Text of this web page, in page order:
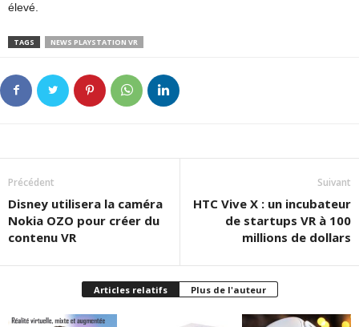
élevé.
TAGS NEWS PLAYSTATION VR
Précédent
Disney utilisera la caméra
Nokia OZO pour créer du
contenu VR
Suivant
HTC Vive X : un incubateur
de startups VR à 100
millions de dollars
Articles relatifs Plus de l'auteur